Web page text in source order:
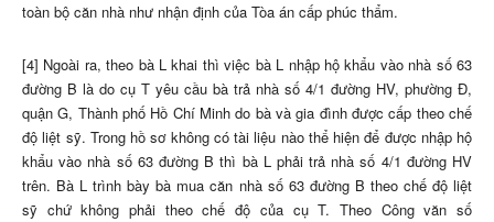
toàn bộ căn nhà như nhận định của Tòa án cấp phúc thẩm.
[4] Ngoài ra, theo bà L khai thì việc bà L nhập hộ khẩu vào nhà số 63
đường B là do cụ T yêu cầu bà trả nhà số 4/1 đường HV, phường Đ,
quận G, Thành phố Hồ Chí Minh do bà và gia đình được cấp theo chế
độ liệt sỹ. Trong hồ sơ không có tài liệu nào thể hiện để được nhập hộ
khẩu vào nhà số 63 đường B thì bà L phải trả nhà số 4/1 đường HV
trên. Bà L trình bày bà mua căn nhà số 63 đường B theo chế độ liệt
sỹ chứ không phải theo chế độ của cụ T. Theo Công văn số